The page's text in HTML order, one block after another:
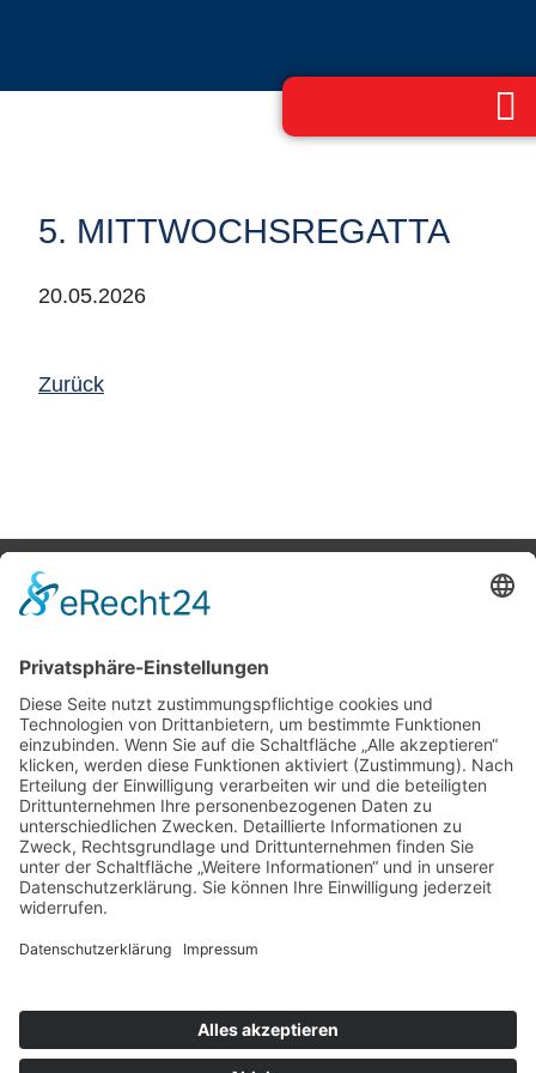
5. MITTWOCHSREGATTA
20.05.2026
Zurück
Potsdamer Yacht Club e. V.
14109 Berlin
Tel: +49 30 805 35 58
KONTAKT|IMPRESSUM|DATENSCHUTZ